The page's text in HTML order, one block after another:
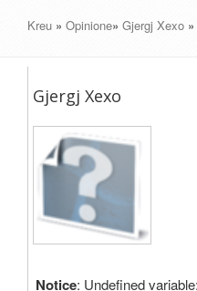
Kreu » Opinione» Gjergj Xexo »
Gjergj Xexo
Notice: Undefined